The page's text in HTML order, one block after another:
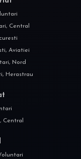
Central
Aviatiei
Nord
Herastrau
Central